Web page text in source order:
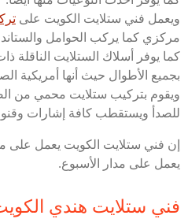
ويعمل فني ستلايت الكويت على
مركزي كما يركب الحوامل
كما يوفر أسلاك الستلايت الناقلة
بجميع الأطوال حيث أنها أمريكية
ويقوم بتركيب ستلايت محمي من
للصدأ ويستقطب كافة إشارات
يعمل على مدار الأسبوع.
فني ستلايت هندي